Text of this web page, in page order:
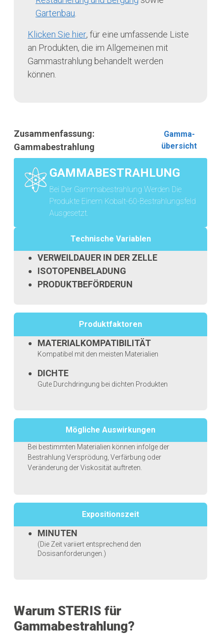
Gartenbau
Klicken Sie hier, für eine umfassende Liste
an Produkten, die im Allgemeinen mit
Gammastrahlung behandelt werden
können.
Zusammenfassung:
Gammabestrahlung
Gamma-
übersicht
GAMMABESTRAHLUNG
Bei Der Gammabestrahlung Werden Die
Produkte Einem Kobalt-60-Bestrahlungsfeld
Ausgesetzt.
Technische Variablen
VERWEILDAUER IN DER ZELLE
ISOTOPENBELADUNG
PRODUKTBEFÖRDERUN
Produktfaktoren
MATERIALKOMPATIBILITÄT
Kompatibel mit den meisten Materialien
DICHTE
Gute Durchdringung bei dichten Produkten
Mögliche Auswirkungen
Bei bestimmten Materialien können infolge der
Bestrahlung Versprödung, Verfärbung oder
Veränderung der Viskosität auftreten.
Expositionszeit
MINUTEN
(Die Zeit variiert entsprechend den
Dosisanforderungen.)
Warum STERIS für
Gammabestrahlung?